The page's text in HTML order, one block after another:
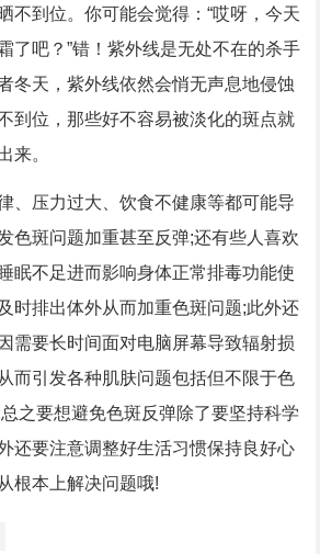
不到位。你可能会觉得：“哎呀，今天
了吧？”错！紫外线是无处不在的杀手
冬天，紫外线依然会悄无声息地侵蚀
到位，那些好不容易被淡化的斑点就
来。
、压力过大、饮食不健康等都可能导
色斑问题加重甚至反弹;还有些人喜欢
眠不足进而影响身体正常排毒功能使
时排出体外从而加重色斑问题;此外还
需要长时间面对电脑屏幕导致辐射损
而引发各种肌肤问题包括但不限于色
之要想避免色斑反弹除了要坚持科学
还要注意调整好生活习惯保持良好心
根本上解决问题哦!